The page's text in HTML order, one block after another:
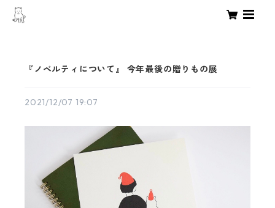
『ノベルティについて』 今年最後の贈りもの展
2021/12/07 19:07